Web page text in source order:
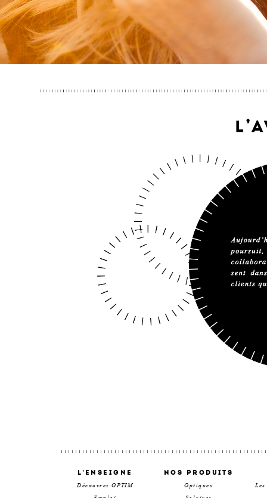
L’enseigne
Découvrez OPTIM
Nos produits
Optiques